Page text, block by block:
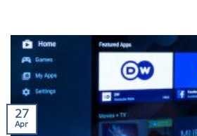
27
Apr